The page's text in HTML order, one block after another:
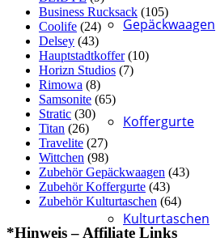
Gepäckwaagen
Koffergurte
Kulturtaschen
Business Rucksack (105)
Coolife (24)
Delsey (43)
Hauptstadtkoffer (10)
Horizn Studios (7)
Rimowa (8)
Samsonite (65)
Stratic (30)
Titan (26)
Travelite (27)
Wittchen (98)
Zubehör Gepäckwaagen (43)
Zubehör Koffergurte (43)
Zubehör Kulturtaschen (64)
*Hinweis – Affiliate Links